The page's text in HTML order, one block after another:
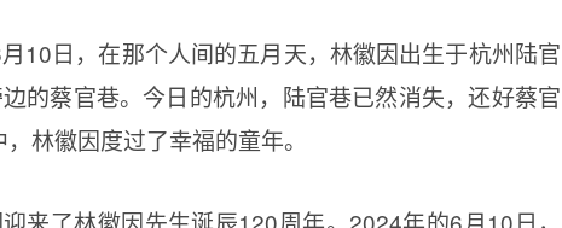
10日，在那个人间的五月天，林徽因出生于杭州陆官
的蔡官巷。今日的杭州，陆官巷已然消失，还好蔡官
林徽因度过了幸福的童年。
来了林徽因先生诞辰120周年。2024年的6月10日，